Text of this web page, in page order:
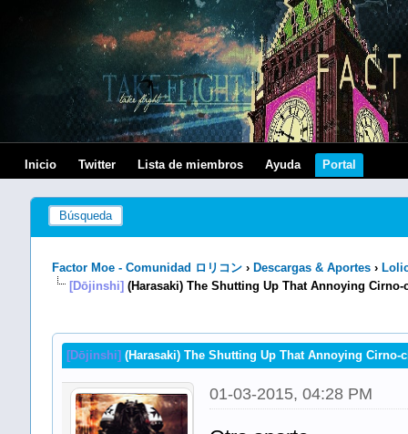
Inicio Twitter Lista de miembros Ayuda Portal
Búsqueda
Factor Moe - Comunidad ロリコン › Descargas & Aportes ›
[Dōjinshi] (Harasaki) The Shutting Up That Annoying
[Dōjinshi] (Harasaki) The Shutting Up That Annoying Cirno-
01-03-2015, 04:28 PM